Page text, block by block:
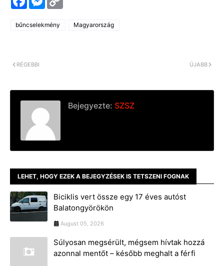
a
b
e
e
bűncselekmény Magyarország
ÚJABB
RÉGEBBI
Bejegyezte: SZSZ
LEHET, HOGY EZEK A BEJEGYZÉSEK IS TETSZENI FOGNAK
Biciklis vert össze egy 17 éves autóst
Balatongyörökön
August 05, 2026
Súlyosan megsérült, mégsem hívtak hozzá
azonnal mentőt – később meghalt a férfi